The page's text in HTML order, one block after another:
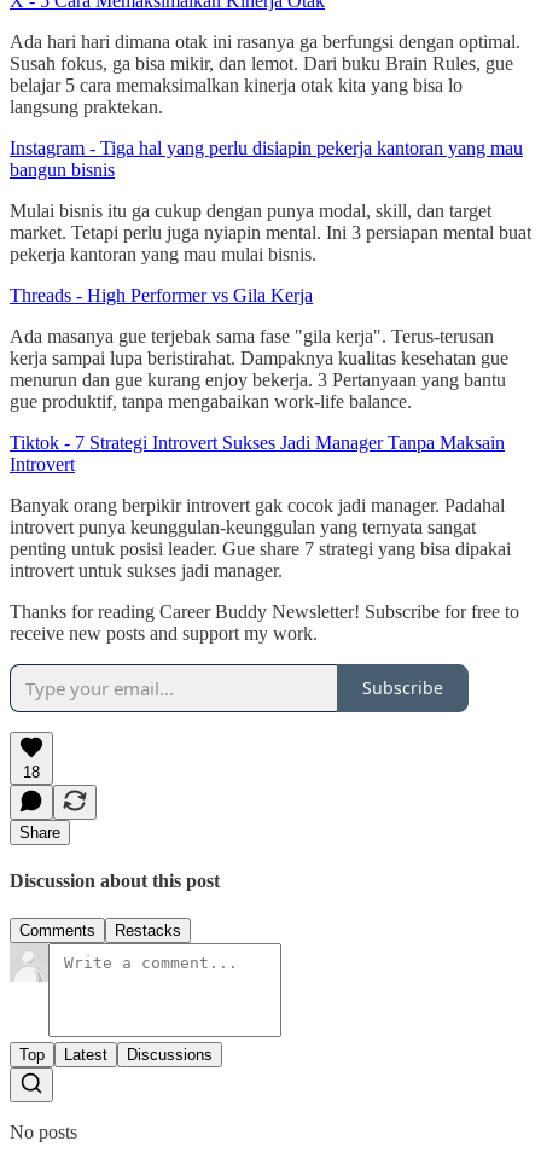
Ada hari hari dimana otak ini rasanya ga berfungsi dengan optimal.
Susah fokus, ga bisa mikir, dan lemot. Dari buku Brain Rules, gue
belajar 5 cara memaksimalkan kinerja otak kita yang bisa lo
langsung praktekan.
Instagram - Tiga hal yang perlu disiapin pekerja kantoran yang mau
bangun bisnis
Mulai bisnis itu ga cukup dengan punya modal, skill, dan target
market. Tetapi perlu juga nyiapin mental. Ini 3 persiapan mental buat
pekerja kantoran yang mau mulai bisnis.
Threads - High Performer vs Gila Kerja
Ada masanya gue terjebak sama fase "gila kerja". Terus-terusan
kerja sampai lupa beristirahat. Dampaknya kualitas kesehatan gue
menurun dan gue kurang enjoy bekerja. 3 Pertanyaan yang bantu
gue produktif, tanpa mengabaikan work-life balance.
Tiktok - 7 Strategi Introvert Sukses Jadi Manager Tanpa Maksain
Introvert
Banyak orang berpikir introvert gak cocok jadi manager. Padahal
introvert punya keunggulan-keunggulan yang ternyata sangat
penting untuk posisi leader. Gue share 7 strategi yang bisa dipakai
introvert untuk sukses jadi manager.
Thanks for reading Career Buddy Newsletter! Subscribe for free to
receive new posts and support my work.
Subscribe
18
Share
Discussion about this post
Comments Restacks
Top Latest Discussions
No posts